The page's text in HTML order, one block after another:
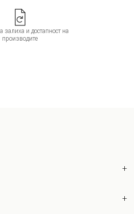
залиха и достапност на
производите